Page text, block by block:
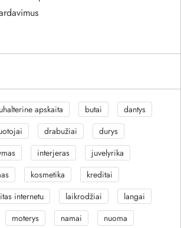
apskaita butai
dantys
drabužiai
durys
interjeras
juvelyrika
kosmetika
kreditai
internetu laikrodžiai
langai
moterys namai
nuoma